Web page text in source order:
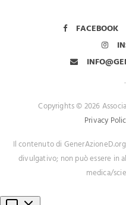
FACEBOOK
Copyrights © 2026
Privacy
Il contenuto di
divulgativo; non può essere in
medica/